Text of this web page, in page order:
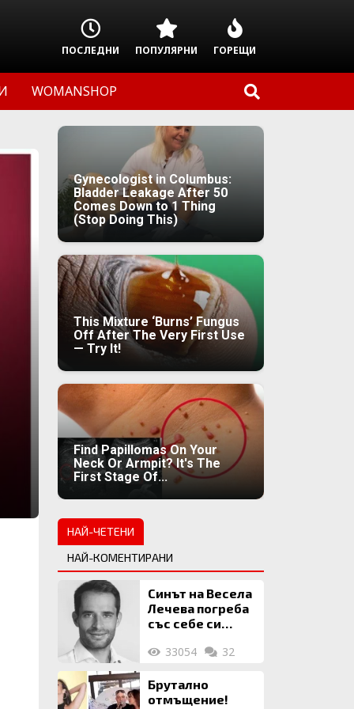
ПОСЛЕДНИ ПОПУЛЯРНИ ГОРЕЩИ
WOMANSHOP
Gynecologist in Columbus:
Bladder Leakage After 50
Comes Down to 1 Thing
(Stop Doing This)
This Mixture ‘Burns’ Fungus
Off After The Very First Use
— Try It!
Find Papillomas On Your
Neck Or Armpit? It's The
First Stage Of...
НАЙ-ЧЕТЕНИ
НАЙ-КОМЕНТИРАНИ
Синът на Весела
Лечева погреба
със себе си
млн. евро
33054 32
Брутално
отмъщение!